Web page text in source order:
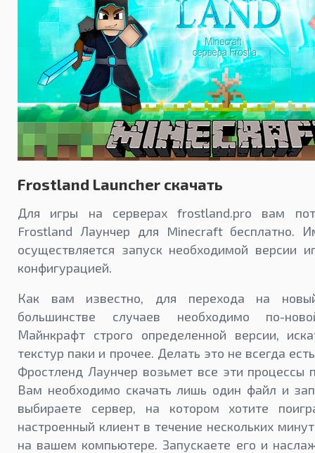
Frostland Launcher скачать
Для игры на серверах frostland.pro вам
Frostland Лаунчер для Minecraft бесплатно.
осуществляется запуск необходимой версии
конфигурацией.
Как вам известно, для перехода на
большинстве случаев необходимо по-
Майнкрафт строго определенной версии,
текстур паки и прочее. Делать это не всегда
Фростленд Лаунчер возьмет все эти процессы
Вам необходимо скачать лишь один файл и
выбираете сервер, на котором хотите
настроенный клиент в течение нескольких
на вашем компьютере. Запускаете его и